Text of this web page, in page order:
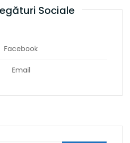
Sociale
Facebook
Email